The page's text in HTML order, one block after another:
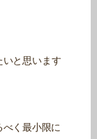
いと思います
く最小限に